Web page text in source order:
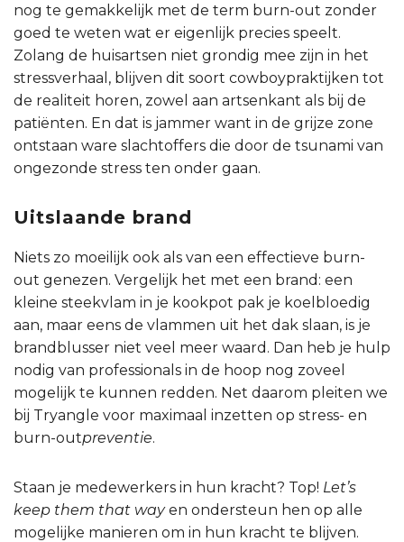
nog te gemakkelijk met de term burn-out zonder
goed te weten wat er eigenlijk precies speelt.
Zolang de huisartsen niet grondig mee zijn in het
stressverhaal, blijven dit soort cowboypraktijken tot
de realiteit horen, zowel aan artsenkant als bij de
patiënten. En dat is jammer want in de grijze zone
ontstaan ware slachtoffers die door de tsunami van
ongezonde stress ten onder gaan.
Uitslaande brand
Niets zo moeilijk ook als van een effectieve burn-
out genezen. Vergelijk het met een brand: een
kleine steekvlam in je kookpot pak je koelbloedig
aan, maar eens de vlammen uit het dak slaan, is je
brandblusser niet veel meer waard. Dan heb je hulp
nodig van professionals in de hoop nog zoveel
mogelijk te kunnen redden. Net daarom pleiten we
bij Tryangle voor maximaal inzetten op stress- en
burn-outpreventie.
Staan je medewerkers in hun kracht? Top! Let’s
keep them that wayen ondersteun hen op alle
mogelijke manieren om in hun kracht te blijven.